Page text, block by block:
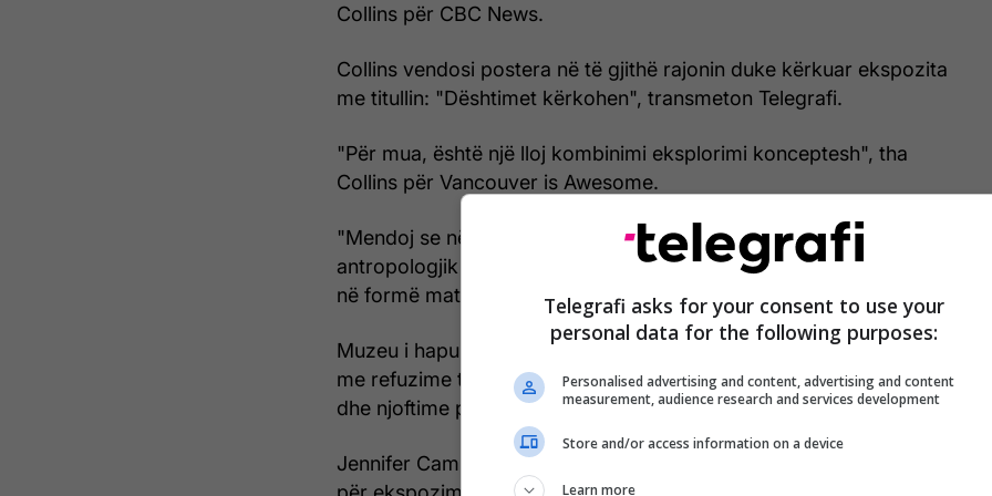
Collins për CBC News.
Collins vendosi postera në të gjithë rajonin duke kërkuar ekspozita
me titullin: "Dështimet kërkohen", transmeton Telegrafi.
"Për mua, është një lloj kombinimi eksplorimi konceptesh", tha
Collins për Vancouver is Awesome.
"Mendoj se në këtë pikë, ajo që është bërë është një vështrim
antropologjik i asaj që përbën dështim për një individ dhe si duket ai
në formë materiale", shtoi ai.
Muzeu i hapur përmban një "mur refuzimesh", i cili është i mbushur
me refuzime të ndryshme të aplikimeve të paraqitura për punësim
dhe njoftime pushimi nga puna.
Jennifer Campbell, nëna e Collins, paraqiti fustanin e saj të nusërisë
Telegrafi asks for your consent to use your
personal data for the following purposes:
Personalised advertising and content, advertising and content
measurement, audience research and services development
Store and/or access information on a device
Learn more